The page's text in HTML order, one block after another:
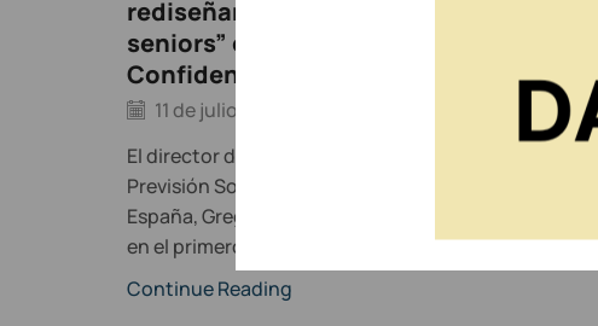
rediseñando el futuro de los
seniors” organizado por El
Confidencial
11 de julio de 2026
El director del Observatorio Actuarial de
Previsión Social del Instituto de Actuarios de
España, Gregorio Gil de Rozas, ha participado
en el primero de los...
Continue Reading